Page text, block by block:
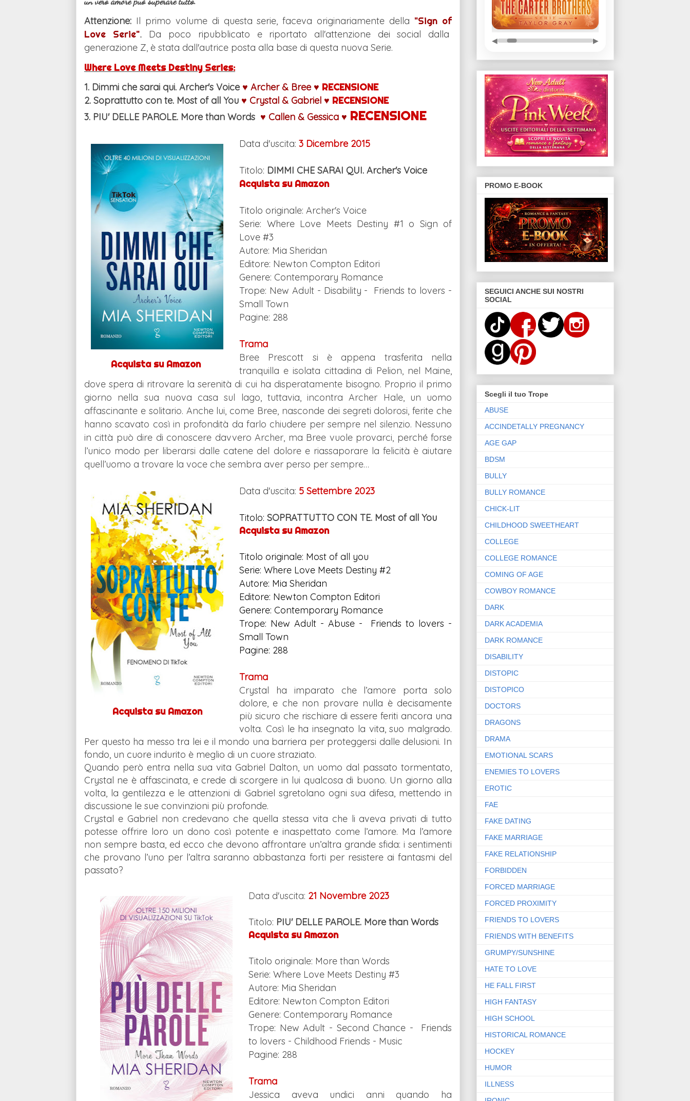
Attenzione: Il primo volume di questa serie, faceva originariamente della "Sign of
Love Serie". Da poco ripubblicato e riportato all'attenzione dei social dalla
generazione Z, è stata dall'autrice posta alla base di questa nuova Serie.
Where Love Meets Destiny Series:
1. Dimmi che sarai qui. Archer's Voice ♥ Archer & Bree ♥ RECENSIONE
2. Soprattutto con te. Most of all You ♥ Crystal & Gabriel ♥ RECENSIONE
3. PIU' DELLE PAROLE. More than Words ♥ Callen & Gessica ♥ RECENSIONE
Acquista su Amazon
Data d'uscita: 3 Dicembre 2015
Titolo: DIMMI CHE SARAI QUI. Archer's Voice
Acquista su Amazon
Titolo originale: Archer's Voice
Serie: Where Love Meets Destiny #1 o Sign of
Love #3
Autore: Mia Sheridan
Editore: Newton Compton Editori
Genere: Contemporary Romance
Trope: New Adult - Disability - Friends to lovers -
Small Town
Pagine: 288
Trama
Bree Prescott si è appena trasferita nella
tranquilla e isolata cittadina di Pelion, nel Maine,
dove spera di ritrovare la serenità di cui ha disperatamente bisogno. Proprio il primo
giorno nella sua nuova casa sul lago, tuttavia, incontra Archer Hale, un uomo
affascinante e solitario. Anche lui, come Bree, nasconde dei segreti dolorosi, ferite che
hanno scavato così in profondità da farlo chiudere per sempre nel silenzio. Nessuno
in città può dire di conoscere davvero Archer, ma Bree vuole provarci, perché forse
l’unico modo per liberarsi dalle catene del dolore e riassaporare la felicità è aiutare
quell’uomo a trovare la voce che sembra aver perso per sempre…
Acquista su Amazon
Data d'uscita: 5 Settembre 2023
Titolo: SOPRATTUTTO CON TE. Most of all You
Acquista su Amazon
Titolo originale: Most of all you
Serie: Where Love Meets Destiny #2
Autore: Mia Sheridan
Editore: Newton Compton Editori
Genere: Contemporary Romance
Trope: New Adult - Abuse - Friends to lovers -
Small Town
Pagine: 288
Trama
Crystal ha imparato che l’amore porta solo
dolore, e che non provare nulla è decisamente
più sicuro che rischiare di essere feriti ancora una
volta. Così le ha insegnato la vita, suo malgrado.
Per questo ha messo tra lei e il mondo una barriera per proteggersi dalle delusioni. In
fondo, un cuore indurito è meglio di un cuore straziato.
Quando però entra nella sua vita Gabriel Dalton, un uomo dal passato tormentato,
Crystal ne è affascinata, e crede di scorgere in lui qualcosa di buono. Un giorno alla
volta, la gentilezza e le attenzioni di Gabriel sgretolano ogni sua difesa, mettendo in
discussione le sue convinzioni più profonde.
Crystal e Gabriel non credevano che quella stessa vita che li aveva privati di tutto
potesse offrire loro un dono così potente e inaspettato come l’amore. Ma l’amore
non sempre basta, ed ecco che devono affrontare un’altra grande sfida: i sentimenti
che provano l’uno per l’altra saranno abbastanza forti per resistere ai fantasmi del
passato?
Data d'uscita: 21 Novembre 2023
Titolo: PIU' DELLE PAROLE. More than Words
Acquista su Amazon
Titolo originale: More than Words
Serie: Where Love Meets Destiny #3
Autore: Mia Sheridan
Editore: Newton Compton Editori
Genere: Contemporary Romance
Trope: New Adult - Second Chance - Friends
to lovers - Childhood Friends - Music
Pagine: 288
Trama
Jessica aveva undici anni quando ha
◀ ▶
PROMO E-BOOK
SEGUICI ANCHE SUI NOSTRI
SOCIAL
Scegli il tuo Trope
ABUSE
ACCINDETALLY PREGNANCY
AGE GAP
BDSM
BULLY
BULLY ROMANCE
CHICK-LIT
CHILDHOOD SWEETHEART
COLLEGE
COLLEGE ROMANCE
COMING OF AGE
COWBOY ROMANCE
DARK
DARK ACADEMIA
DARK ROMANCE
DISABILITY
DISTOPIC
DISTOPICO
DOCTORS
DRAGONS
DRAMA
EMOTIONAL SCARS
ENEMIES TO LOVERS
EROTIC
FAE
FAKE DATING
FAKE MARRIAGE
FAKE RELATIONSHIP
FORBIDDEN
FORCED MARRIAGE
FORCED PROXIMITY
FRIENDS TO LOVERS
FRIENDS WITH BENEFITS
GRUMPY/SUNSHINE
HATE TO LOVE
HE FALL FIRST
HIGH FANTASY
HIGH SCHOOL
HISTORICAL ROMANCE
HOCKEY
HUMOR
ILLNESS